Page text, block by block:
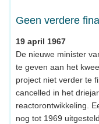
Geen verdere
19 april 1967
De nieuwe minister
te geven aan het
project niet verder te
cancelled in het
reactorontwikkeling.
nog tot 1969